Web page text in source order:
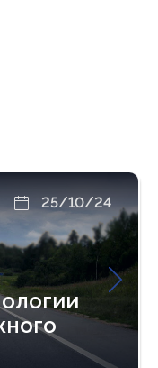
25/10/24